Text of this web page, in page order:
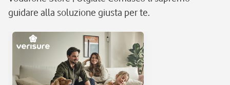
guidare alla soluzione giusta per te.